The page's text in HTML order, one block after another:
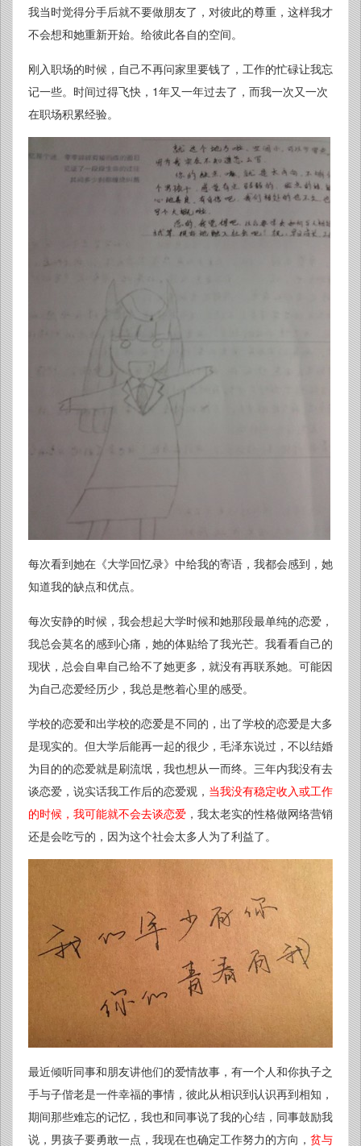
我当时觉得分手后就不要做朋友了，对彼此的尊重，这样我才
不会想和她重新开始。给彼此各自的空间。
刚入职场的时候，自己不再问家里要钱了，工作的忙碌让我忘
记一些。时间过得飞快，1年又一年过去了，而我一次又一次
在职场积累经验。
每次看到她在《大学回忆录》中给我的寄语，我都会感到，她
知道我的缺点和优点。
每次安静的时候，我会想起大学时候和她那段最单纯的恋爱，
我总会莫名的感到心痛，她的体贴给了我光芒。我看看自己的
现状，总会自卑自己给不了她更多，就没有再联系她。可能因
为自己恋爱经历少，我总是憋着心里的感受。
学校的恋爱和出学校的恋爱是不同的，出了学校的恋爱是大多
是现实的。但大学后能再一起的很少，毛泽东说过，不以结婚
为目的的恋爱就是刷流氓，我也想从一而终。三年内我没有去
谈恋爱，说实话我工作后的恋爱观， 当我没有稳定收入或工作
的时候，我可能就不会去谈恋爱 ，我太老实的性格做网络营销
还是会吃亏的，因为这个社会太多人为了利益了。
最近倾听同事和朋友讲他们的爱情故事，有一个人和你执子之
手与子偕老是一件幸福的事情，彼此从相识到认识再到相知，
期间那些难忘的记忆，我也和同事说了我的心结，同事鼓励我
说，男孩子要勇敢一点，我现在也确定工作努力的方向， 贫与